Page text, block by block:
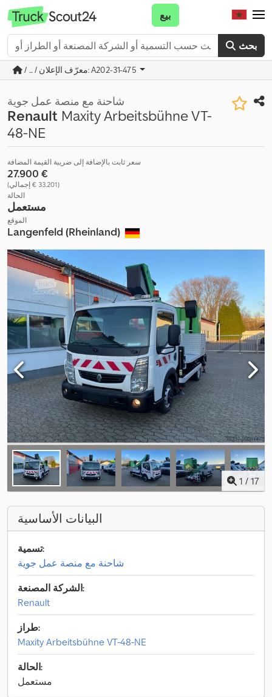
بحث
بيع
/ ... / معرّف الإعلان: A202-31-475
شاحنة مع منصة عمل جوية
Renault Maxity Arbeitsbühne VT-
48-NE
سعر ثابت بالإضافة إلى ضريبة القيمة المضافة
‏27.900 €
(‏33.201 € إجمالي)
الحالة
مستعمل
الموقع
Langenfeld (Rheinland)
1 / 17
البيانات الأساسية
تسمية:
شاحنة مع منصة عمل جوية
الشركة المصنعة:
Renault
طراز:
Maxity Arbeitsbühne VT-48-NE
الحالة:
مستعمل